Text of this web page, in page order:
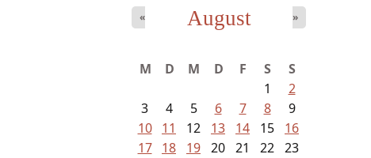
August
« »
M D M D F S
S
1
2
3
4 5 6 7 8
9
10
11 12 13 14 15
16
17
18 19 20 21 22 23